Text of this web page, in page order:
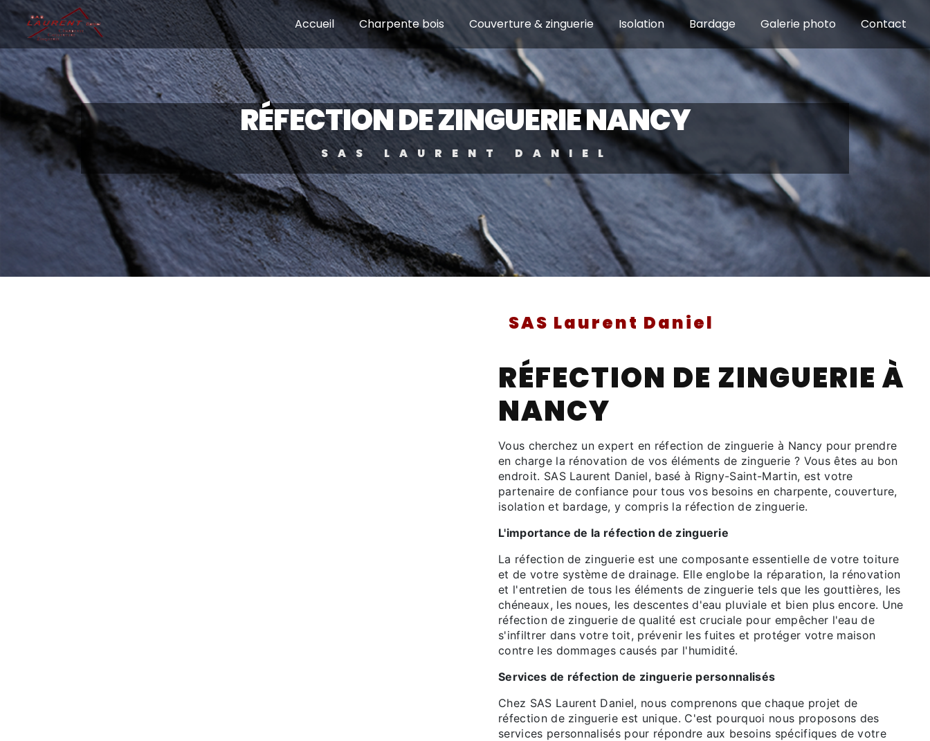
Accueil Charpente bois Couverture & zinguerie Isolation Bardage Galerie photo Contact
RÉFECTION DE ZINGUERIE NANCY
SAS LAURENT DANIEL
SAS Laurent Daniel
RÉFECTION DE ZINGUERIE À
NANCY
Vous cherchez un expert en réfection de zinguerie à Nancy pour prendre
en charge la rénovation de vos éléments de zinguerie ? Vous êtes au bon
endroit. SAS Laurent Daniel, basé à Rigny-Saint-Martin, est votre
partenaire de confiance pour tous vos besoins en charpente, couverture,
isolation et bardage, y compris la réfection de zinguerie.
L'importance de la réfection de zinguerie
La réfection de zinguerie est une composante essentielle de votre toiture
et de votre système de drainage. Elle englobe la réparation, la rénovation
et l'entretien de tous les éléments de zinguerie tels que les gouttières, les
chéneaux, les noues, les descentes d'eau pluviale et bien plus encore. Une
réfection de zinguerie de qualité est cruciale pour empêcher l'eau de
s'infiltrer dans votre toit, prévenir les fuites et protéger votre maison
contre les dommages causés par l'humidité.
Services de réfection de zinguerie personnalisés
Chez SAS Laurent Daniel, nous comprenons que chaque projet de
réfection de zinguerie est unique. C'est pourquoi nous proposons des
services personnalisés pour répondre aux besoins spécifiques de votre
Panneau de gestion des cookies